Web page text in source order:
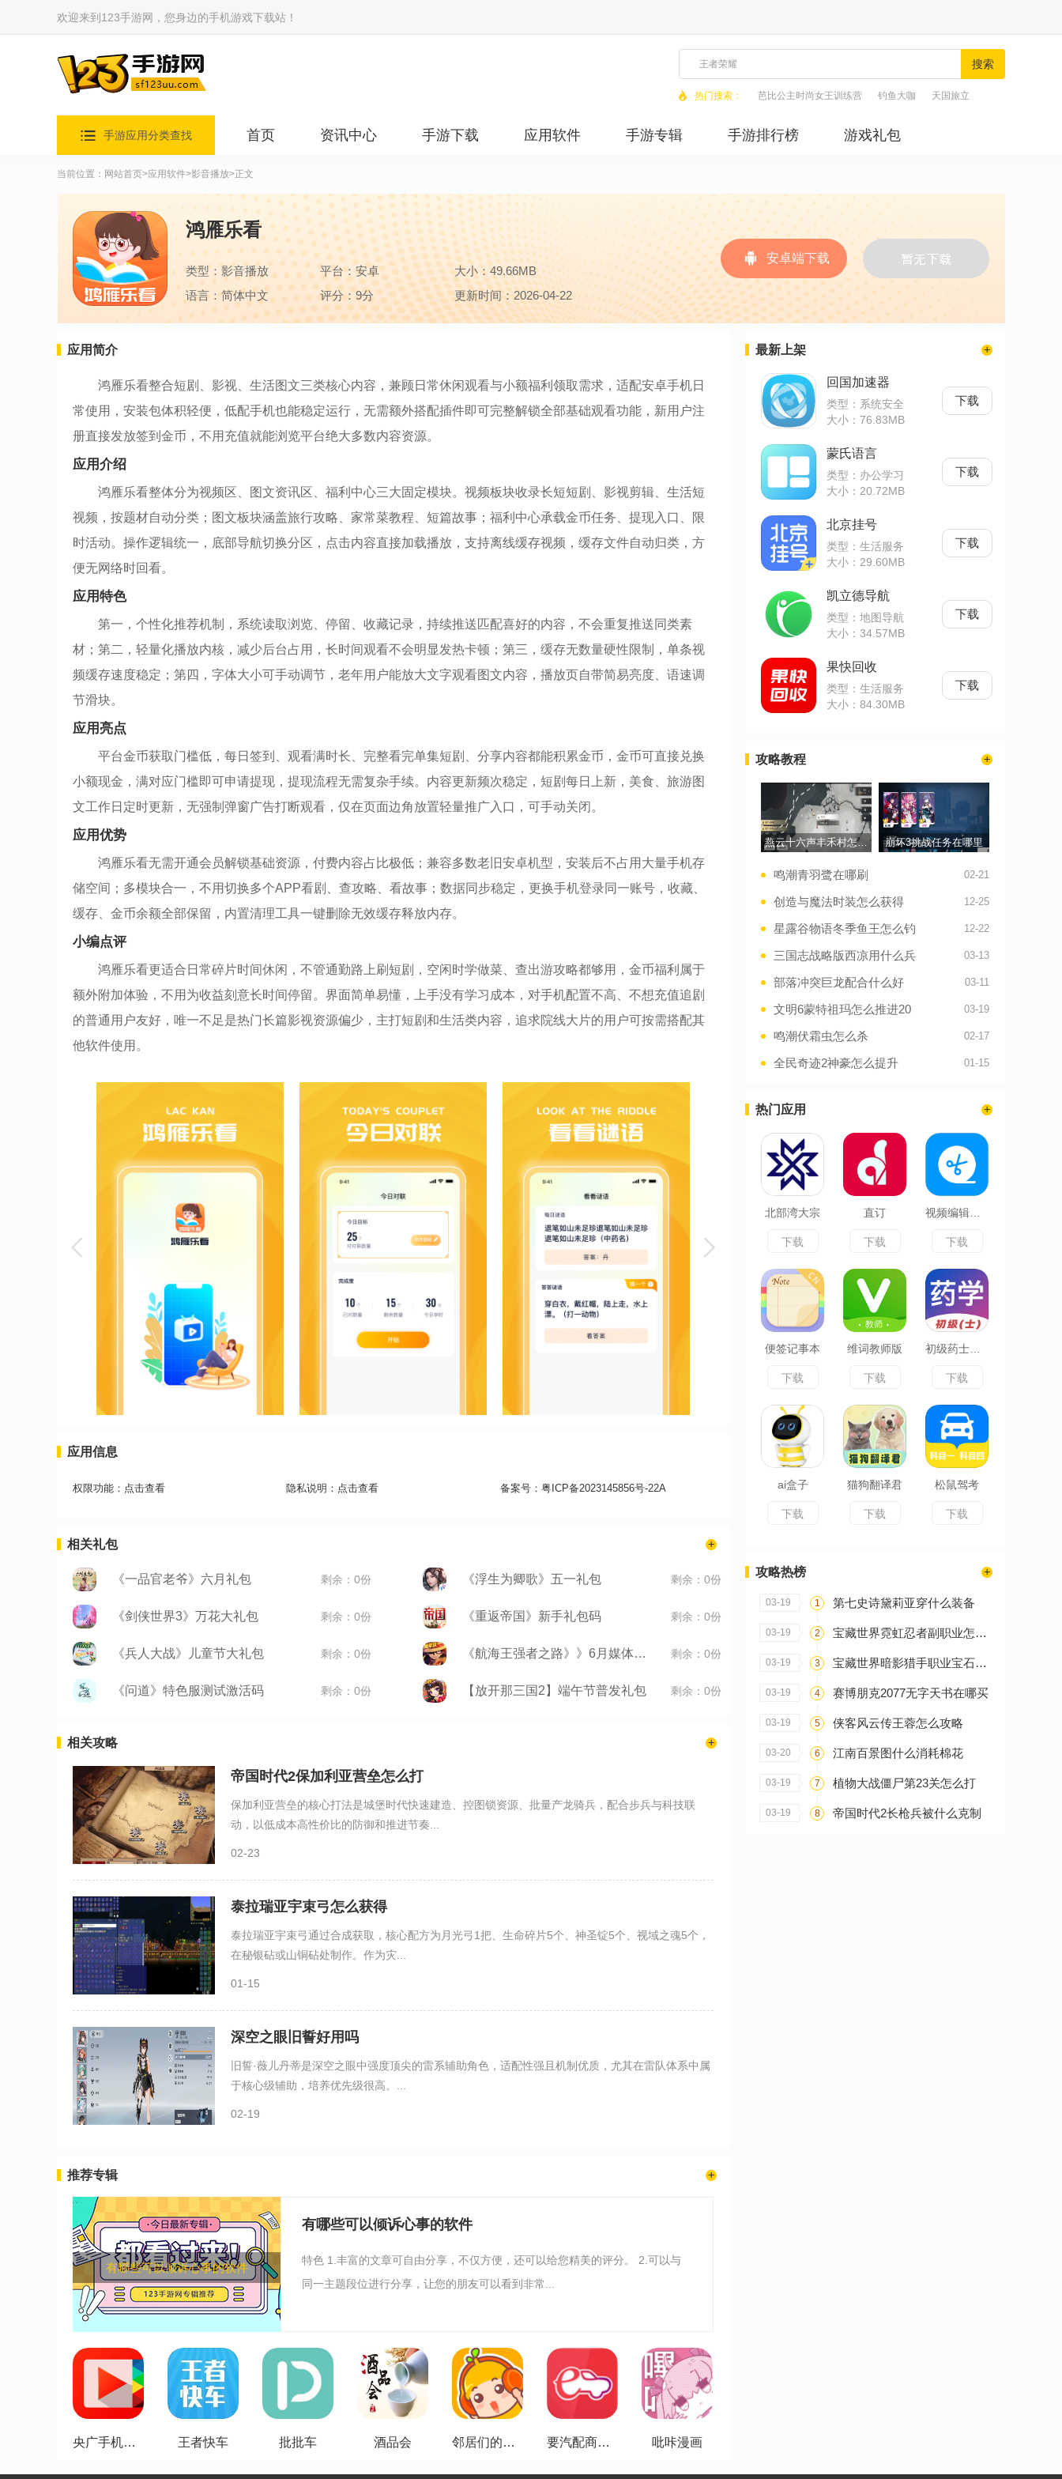
欢迎来到123手游网，您身边的手机游戏下载站！
搜索
热门搜索： 芭比公主时尚女王训练营 钓鱼大咖 天国旅立
手游应用分类查找 首页 资讯中心 手游下载 应用软件 手游专辑 手游排行榜 游戏礼包
当前位置： 网站首页>应用软件>影音播放>正文
鸿雁乐看
类型：影音播放 平台：安卓
大小：49.66MB
语言：简体中文
评分：9分 更新时间：2026-04-22
安卓端下载
应用简介
鸿雁乐看整合短剧、影视、生活图文三类核心内容，兼顾日常休闲观看与小额福利领取需求，适配安卓手机日
常使用，安装包体积轻便，低配手机也能稳定运行，无需额外搭配插件即可完整解锁全部基础观看功能，新用户注
册直接发放签到金币，不用充值就能浏览平台绝大多数内容资源。
应用介绍
鸿雁乐看整体分为视频区、图文资讯区、福利中心三大固定模块。视频板块收录长短短剧、影视剪辑、生活短
视频，按题材自动分类；图文板块涵盖旅行攻略、家常菜教程、短篇故事；福利中心承载金币任务、提现入口、限
时活动。操作逻辑统一，底部导航切换分区，点击内容直接加载播放，支持离线缓存视频，缓存文件自动归类，方
便无网络时回看。
应用特色
第一，个性化推荐机制，系统读取浏览、停留、收藏记录，持续推送匹配喜好的内容，不会重复推送同类素
材；第二，轻量化播放内核，减少后台占用，长时间观看不会明显发热卡顿；第三，缓存无数量硬性限制，单条视
频缓存速度稳定；第四，字体大小可手动调节，老年用户能放大文字观看图文内容，播放页自带简易亮度、语速调
节滑块。
应用亮点
平台金币获取门槛低，每日签到、观看满时长、完整看完单集短剧、分享内容都能积累金币，金币可直接兑换
小额现金，满对应门槛即可申请提现，提现流程无需复杂手续。内容更新频次稳定，短剧每日上新，美食、旅游图
文工作日定时更新，无强制弹窗广告打断观看，仅在页面边角放置轻量推广入口，可手动关闭。
应用优势
鸿雁乐看无需开通会员解锁基础资源，付费内容占比极低；兼容多数老旧安卓机型，安装后不占用大量手机存
储空间；多模块合一，不用切换多个APP看剧、查攻略、看故事；数据同步稳定，更换手机登录同一账号，收藏、
缓存、金币余额全部保留，内置清理工具一键删除无效缓存释放内存。
小编点评
鸿雁乐看更适合日常碎片时间休闲，不管通勤路上刷短剧，空闲时学做菜、查出游攻略都够用，金币福利属于
额外附加体验，不用为收益刻意长时间停留。界面简单易懂，上手没有学习成本，对手机配置不高、不想充值追剧
的普通用户友好，唯一不足是热门长篇影视资源偏少，主打短剧和生活类内容，追求院线大片的用户可按需搭配其
他软件使用。
应用信息
权限功能： 点击查看 隐私说明： 点击查看 备案号： 粤ICP备2023145856号-22A
相关礼包
《一品官老爷》六月礼包 剩余：0份 《浮生为卿歌》五一礼包 剩余：0份
《剑侠世界3》万花大礼包 剩余：0份 《重返帝国》新手礼包码 剩余：0份
《兵人大战》儿童节大礼包 剩余：0份 《航海王强者之路》》6月媒体礼包 剩余：0份
《问道》特色服测试激活码 剩余：0份 【放开那三国2】端午节普发礼包 剩余：0份
相关攻略
帝国时代2保加利亚营垒怎么打
保加利亚营垒的核心打法是城堡时代快速建造、控图锁资源、批量产龙骑兵，配合步兵与科技联
动，以低成本高性价比的防御和推进节奏...
02-23
泰拉瑞亚宇束弓怎么获得
泰拉瑞亚宇束弓通过合成获取，核心配方为月光弓1把、生命碎片5个、神圣锭5个、视域之魂5个，
在秘银砧或山铜砧处制作。作为灾...
01-15
深空之眼旧誓好用吗
旧誓·薇儿丹蒂是深空之眼中强度顶尖的雷系辅助角色，适配性强且机制优质，尤其在雷队体系中属
于核心级辅助，培养优先级很高。...
02-19
推荐专辑
有哪些可以倾诉心事的软件
有哪些可以倾诉心事的软件
特色 1.丰富的文章可自由分享，不仅方便，还可以给您精美的评分。 2.可以与
同一主题段位进行分享，让您的朋友可以看到非常...
央广手机电视 王者快车 批批车 酒品会 邻居们的故事 要汽配商家端 吡咔漫画
最新上架
回国加速器
类型：系统安全
大小：76.83MB
下载
蒙氏语言
类型：办公学习
大小：20.72MB
下载
北京挂号
类型：生活服务
大小：29.60MB
下载
凯立德导航
类型：地图导航
大小：34.57MB
下载
果快回收
类型：生活服务
大小：84.30MB
下载
攻略教程
燕云十六声丰禾村怎么去 崩坏3挑战任务在哪里
鸣潮青羽鹭在哪刷 02-21
创造与魔法时装怎么获得 12-25
星露谷物语冬季鱼王怎么钓 12-22
三国志战略版西凉用什么兵 03-13
部落冲突巨龙配合什么好 03-11
文明6蒙特祖玛怎么推进20 03-19
鸣潮伏霜虫怎么杀 02-17
全民奇迹2神豪怎么提升 01-15
热门应用
北部湾大宗
下载
直订
下载 下载
便签记事本
下载
维词教师版
下载 下载
ai盒子
下载
猫狗翻译君
下载
松鼠驾考
下载
攻略热榜
03-19 1 第七史诗黛莉亚穿什么装备
03-19 2 宝藏世界霓虹忍者副职业怎么选
03-19 3 宝藏世界暗影猎手职业宝石怎么搭配
03-19 4 赛博朋克2077无字天书在哪买
03-19 5 侠客风云传王蓉怎么攻略
03-20 6 江南百景图什么消耗棉花
03-19 7 植物大战僵尸第23关怎么打
03-19 8 帝国时代2长枪兵被什么克制